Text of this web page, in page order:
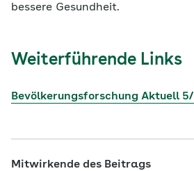
bessere Gesundheit.
Weiterführende Links
Bevölkerungsforschung Aktuell
Mitwirkende des Beitrags